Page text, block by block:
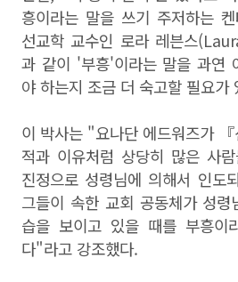
흥이라는 말을 쓰기 주저하는
선교학 교수인 로라 레븐스
과 같이 '부흥'이라는 말을 과연
야 하는지 조금 더 숙고할 필요가
이 박사는 "요나단 에드워즈가
적과 이유처럼 상당히 많은 사
진정으로 성령님에 의해서 인도
그들이 속한 교회 공동체가 성
습을 보이고 있을 때를 부흥
다"라고 강조했다.